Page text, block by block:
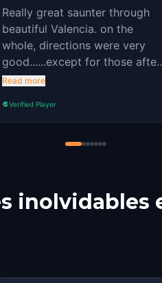
Really great saunter through
beautiful Valencia. on the
whole, directions were very
good......except for those after
the house of cats which were
your left! However, minor gripe.
Read more
Verified Player
inolvidables